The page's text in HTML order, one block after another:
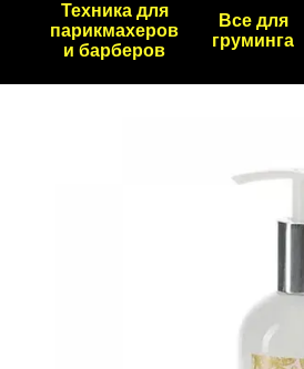
Техника для
парикмахеров
и барберов
Все для
груминга